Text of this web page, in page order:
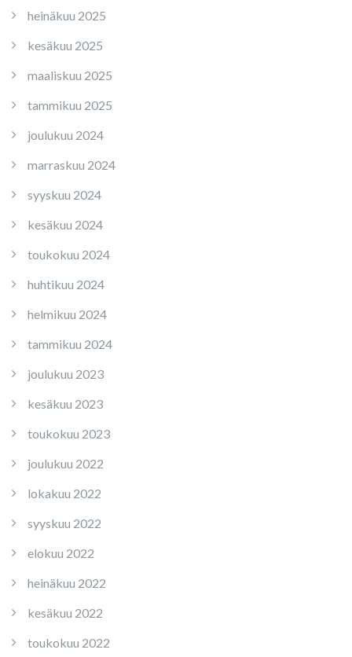
heinäkuu 2025
kesäkuu 2025
maaliskuu 2025
tammikuu 2025
joulukuu 2024
marraskuu 2024
syyskuu 2024
kesäkuu 2024
toukokuu 2024
huhtikuu 2024
helmikuu 2024
tammikuu 2024
joulukuu 2023
kesäkuu 2023
toukokuu 2023
joulukuu 2022
lokakuu 2022
syyskuu 2022
elokuu 2022
heinäkuu 2022
kesäkuu 2022
toukokuu 2022